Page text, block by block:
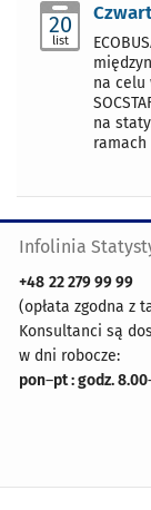
20
list
na celu
na
ramach
Infolinia
+48 22 279 99 99
(opłata zgodna z
Konsultanci są
w dni robocze:
pon–pt : godz. 8.00